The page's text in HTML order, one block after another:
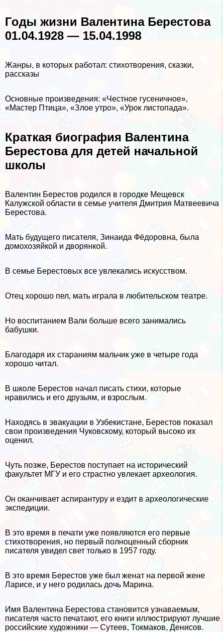
Годы жизни Валентина Берестова
01.04.1928 — 15.04.1998
Жанры, в которых работал: стихотворения, сказки,
рассказы
Основные произведения: «Честное гусеничное»,
«Мастер Птица», «Злое утро», «Урок листопада».
Краткая биография Валентина
Берестова для детей начальной
школы
Валентин Берестов родился в городке Мещевск
Калужской области в семье учителя Дмитрия Матвеевича
Берестова.
Мать будущего писателя, Зинаида Фёдоровна, была
домохозяйкой и дворянкой.
В семье Берестовых все увлекались искусством.
Отец хорошо пел, мать играла в любительском театре.
Но воспитанием Вали больше всего занимались
бабушки.
Благодаря их стараниям мальчик уже в четыре года
хорошо читал.
В школе Берестов начал писать стихи, которые
нравились и его друзьям, и взрослым.
Находясь в эвакуации в Узбекистане, Берестов показал
свои произведения Чуковскому, который высоко их
оценил.
Чуть позже, Берестов поступает на исторический
факультет МГУ и его страстно увлекает археология.
Он оканчивает аспирантуру и ездит в археологические
экспедиции.
В это время в печати уже появляются его первые
стихотворения, но первый полноценный сборник
писателя увидел свет только в 1957 году.
В это время Берестов уже был женат на первой жене
Ларисе, и у него родилась дочь Марина.
Имя Валентина Берестова становится узнаваемым,
писателя часто печатают, его книги иллюстрируют лучшие
российские художники — Сутеев, Токмаков, Денисов.